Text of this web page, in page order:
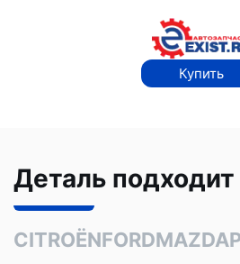
Купить
Деталь
CITROËNFORDMAZDA